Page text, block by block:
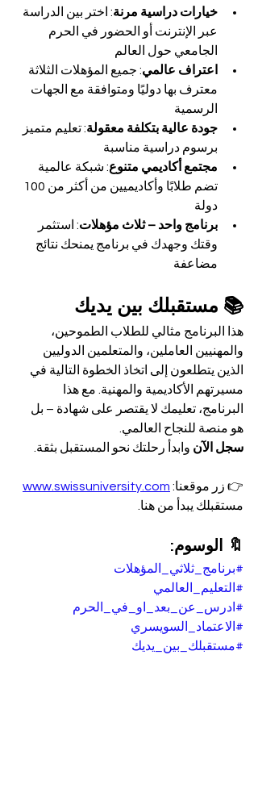
خيارات دراسية مرنة: اختر بين الدراسة
عبر الإنترنت أو الحضور في الحرم
الجامعي حول العالم
اعتراف عالمي: جميع المؤهلات الثلاثة
معترف بها دوليًا ومتوافقة مع الجهات
الرسمية
جودة عالية بتكلفة معقولة: تعليم متميز
برسوم دراسية مناسبة
مجتمع أكاديمي متنوع: شبكة عالمية
دولة
برنامج واحد – ثلاث مؤهلات: استثمر
وقتك وجهدك في برنامج يمنحك نتائج
مضاعفة
📚 مستقبلك بين يديك
هذا البرنامج مثالي للطلاب الطموحين،
والمهنيين العاملين، والمتعلمين الدوليين
الذين يتطلعون إلى اتخاذ الخطوة التالية في
مسيرتهم الأكاديمية والمهنية. مع هذا
البرنامج، تعليمك لا يقتصر على شهادة – بل
هو منصة للنجاح العالمي.
سجل الآن وابدأ رحلتك نحو المستقبل بثقة.
👉 زر موقعنا: www.swissuniversity.com
مستقبلك يبدأ من هنا.
🔖 الوسوم:
#برنامج_ثلاثي_المؤهلات
#التعليم_العالمي
#ادرس_عن_بعد_او_في_الحرم
#الاعتماد_السويسري
#مستقبلك_بين_يديك